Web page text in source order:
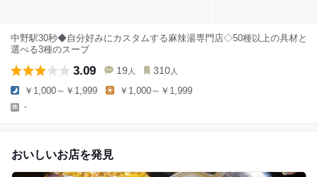
中野駅30秒◆自分好みにカスタムする麻辣湯専門店◇50種以上の具材と
選べる3種のスープ
3.09 19 人 310 人
￥1,000～￥1,999 ￥1,000～￥1,999
-
おいしいお店を発見